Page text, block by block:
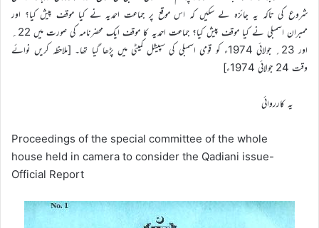
شروع کی تاکہ یہ جائزہ لے سکیں کہ اس موقع پر جماعت احمدیہ نے کیا موقف پیش کیا؟ اور
اور 23؍ جولائی 1974ء کو قومی اسمبلی کی سپیشل کمیٹی میں پڑھا گیا تھا۔ [ملاحظہ کریں نوائے
وقت 24 جولائی 1974ء]
یہ کارروائی
Proceedings of the special committee of the whole
house held in camera to consider the Qadiani issue-
Official Report